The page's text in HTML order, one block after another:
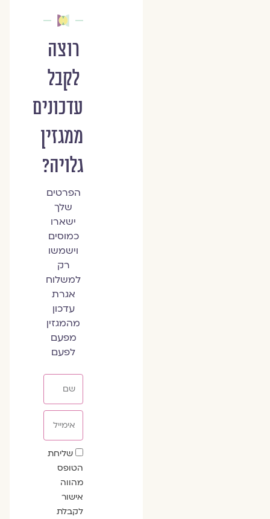
רוצה
לקבל
עדכונים
ממגזין
גלויה?
הפרטים
שלך
ישארו
כמוסים
וישמשו
רק
למשלוח
אגרת
עדכון
מהמגזין
מפעם
לפעם
שדה
הסכמה
שליחת
הטופס
מהווה
אישור
לקבלת